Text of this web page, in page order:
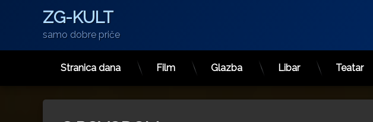
ZG-KULT
samo dobre priče
Stranica dana Film Glazba Libar Teatar